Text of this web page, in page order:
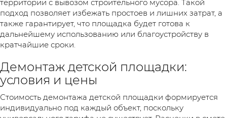
территории с вывозом строительного мусора. Такой
подход позволяет избежать простоев и лишних затрат, а
также гарантирует, что площадка будет готова к
дальнейшему использованию или благоустройству в
кратчайшие сроки.
Демонтаж детской площадки:
условия и цены
Стоимость демонтажа детской площадки формируется
индивидуально под каждый объект, поскольку